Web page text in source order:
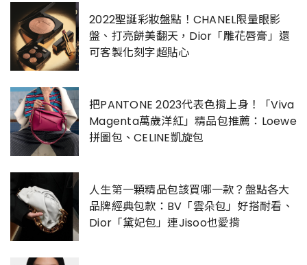
2022聖誕彩妝盤點！CHANEL限量眼影
盤、打亮餅美翻天，Dior「雕花唇膏」還
可客製化刻字超貼心
把PANTONE 2023代表色揹上身！「Viva
Magenta萬歲洋紅」精品包推薦：Loewe
拼圖包、CELINE凱旋包
人生第一顆精品包該買哪一款？盤點各大
品牌經典包款：BV「雲朵包」好搭耐看、
Dior「黛妃包」連Jisoo也愛揹